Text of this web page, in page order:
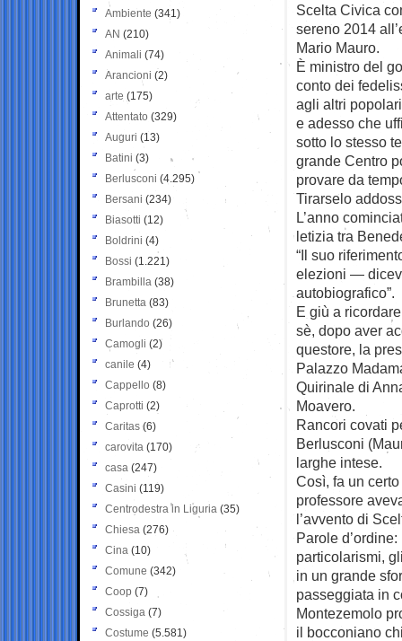
Scelta Civica
sereno 2014
Mario Mauro.
È ministro del
conto dei
agli altri
e adesso che
sotto lo stesso
grande Centro
provare da
Tirarselo
L’anno
letizia tra
“Il suo
elezioni —
autobiografico”.
E giù a
sè, dopo aver
questore, la
Palazzo
Quirinale di
Moavero.
Rancori covati
Berlusconi
larghe intese.
Così, fa un
professore
l’avvento di
Parole
particolarismi,
in un grande
passeggiata in
Montezemolo
il bocconiano
Ambiente (341)
AN (210)
Animali (74)
Arancioni (2)
arte (175)
Attentato (329)
Auguri (13)
Batini (3)
Berlusconi (4.295)
Bersani (234)
Biasotti (12)
Boldrini (4)
Bossi (1.221)
Brambilla (38)
Brunetta (83)
Burlando (26)
Camogli (2)
canile (4)
Cappello (8)
Caprotti (2)
Caritas (6)
carovita (170)
casa (247)
Casini (119)
Centrodestra in Liguria (35)
Chiesa (276)
Cina (10)
Comune (342)
Coop (7)
Cossiga (7)
Costume (5.581)